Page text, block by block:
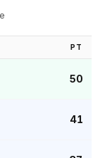
PT
50
41